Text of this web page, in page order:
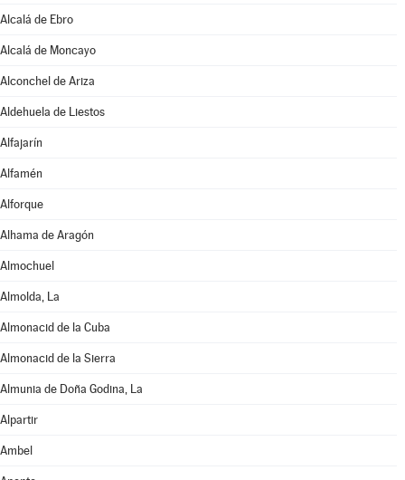
Alcalá de Ebro
Alcalá de Moncayo
Alconchel de Ariza
Aldehuela de Liestos
Alfajarín
Alfamén
Alforque
Alhama de Aragón
Almochuel
Almolda, La
Almonacid de la Cuba
Almonacid de la Sierra
Almunia de Doña Godina, La
Alpartir
Ambel